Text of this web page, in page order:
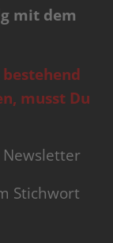
mit dem
musst Du
Newsletter
Stichwort